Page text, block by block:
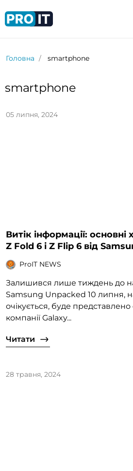
Головна smartphone
smartphone
05 липня, 2024
Витік інформації:
Z Fold 6 і Z Flip 6 від
ProIT NEWS
Залишився лише тиждень до
Samsung Unpacked 10 липня,
очікується, буде
компанії Galaxy...
Читати
28 травня, 2024